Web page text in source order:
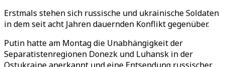
Erstmals stehen sich russische und ukrainische Soldaten
in dem seit acht Jahren dauernden Konflikt gegenüber.
Putin hatte am Montag die Unabhängigkeit der
Separatistenregionen Donezk und Luhansk in der